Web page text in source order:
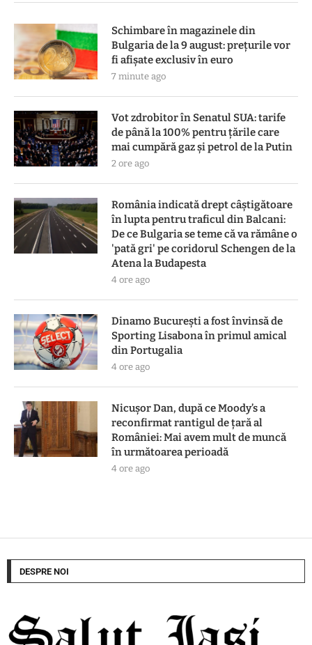
Schimbare în magazinele din
Bulgaria de la 9 august: prețurile vor
fi afișate exclusiv în euro
7 minute ago
Vot zdrobitor în Senatul SUA: tarife
de până la 100% pentru țările care
mai cumpără gaz și petrol de la Putin
2 ore ago
România indicată drept câștigătoare
în lupta pentru traficul din Balcani:
De ce Bulgaria se teme că va rămâne o
'pată gri' pe coridorul Schengen de la
Atena la Budapesta
4 ore ago
Dinamo București a fost învinsă de
Sporting Lisabona în primul amical
din Portugalia
4 ore ago
Nicușor Dan, după ce Moody’s a
reconfirmat rantigul de țară al
României: Mai avem mult de muncă
în următoarea perioadă
4 ore ago
DESPRE NOI